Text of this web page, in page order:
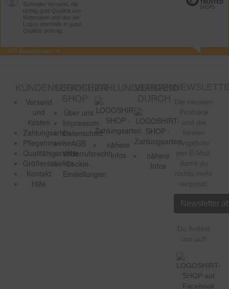
Schneller Versand, die
richtig gute Qualität von
Materialien und das die
Logos ebenfalls in guter
Qualität gefertig…
09.08.26
09.08.26 ▼
476 Bewertungen
Versand
und
Kosten
Zahlungsarten
Pflegehinweise
Qualitätsgarantie
Größentabellen
Kontakt
Hilfe
Über uns
Impressum
Datenschutz
AGB
Widerrufsrecht
Cookie-
Einstellungen
nähere
Infos
nähere
Infos
Angebote
Newsletter